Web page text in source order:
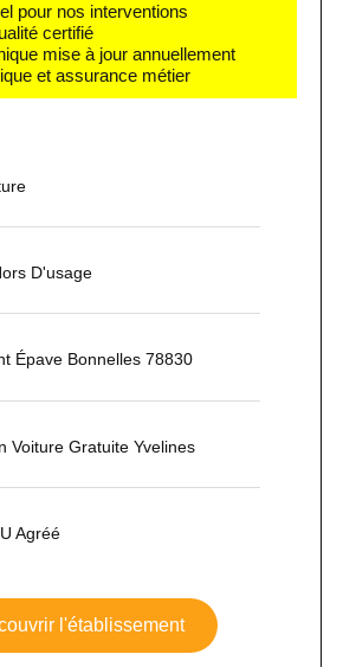
pour nos interventions
certifié
mise à jour annuellement
et assurance métier
D'usage
Épave Bonnelles 78830
Voiture Gratuite Yvelines
Agréé
l'établissement